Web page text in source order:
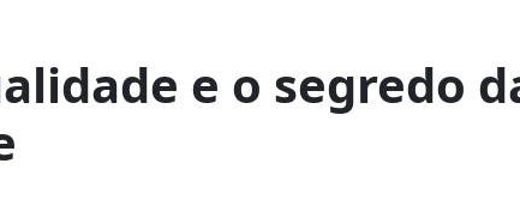
e o segredo